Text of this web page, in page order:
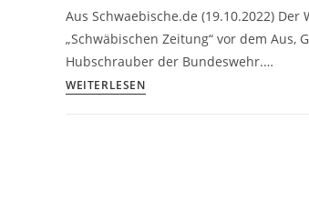
Wald
Aus Schwaebische.de (19.10.2022)
„Schwäbischen Zeitung“ vor dem
Hubschrauber der Bundeswehr.…
WEITERLESENWegen